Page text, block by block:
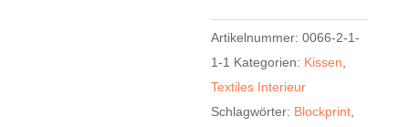
Artikelnummer:0066-2-1-
1-1 Kategorien: Kissen
Textiles Interieur
Schlagwörter: Blockprint